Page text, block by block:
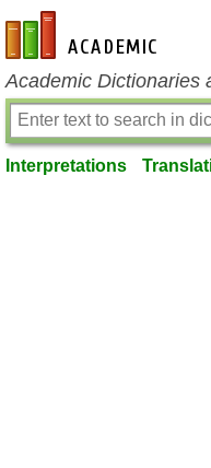
en-academic.com
Academic Dictionaries
Interpretations